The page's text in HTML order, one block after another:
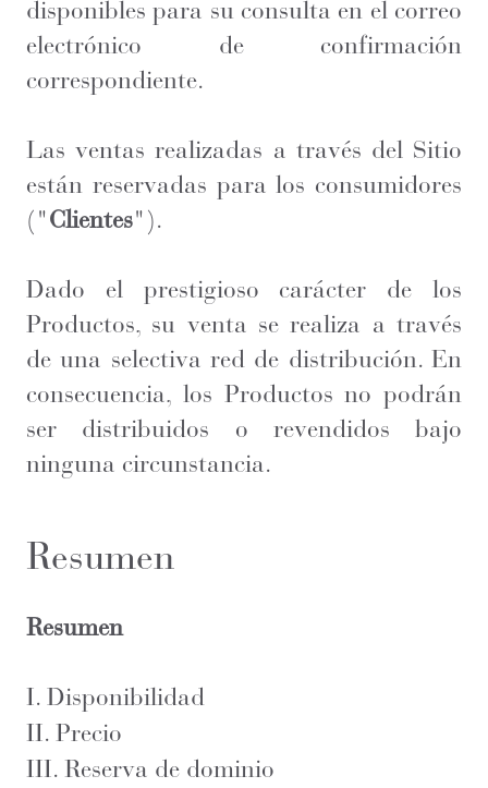
disponibles para su consulta en el correo
electrónico de confirmación
correspondiente.
Las ventas realizadas a través del Sitio
están reservadas para los consumidores
("Clientes").
Dado el prestigioso carácter de los
Productos, su venta se realiza a través
de una selectiva red de distribución. En
consecuencia, los Productos no podrán
ser distribuidos o revendidos bajo
ninguna circunstancia.
Resumen
Resumen
I. Disponibilidad
II. Precio
III. Reserva de dominio